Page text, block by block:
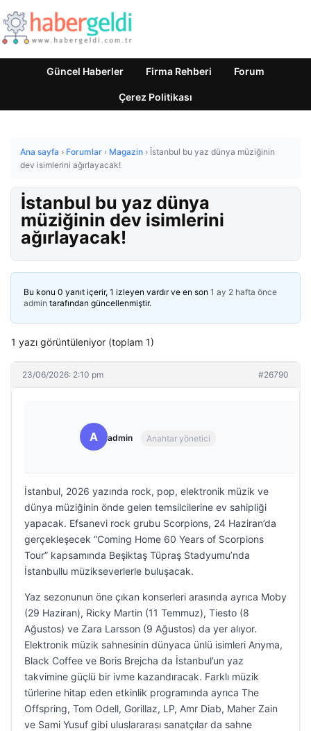
Güncel Haberler Firma Rehberi Forum
Çerez Politikası
Ana sayfa › Forumlar › Magazin › İstanbul bu yaz dünya müziğinin
dev isimlerini ağırlayacak!
İstanbul bu yaz dünya
müziğinin dev isimlerini
ağırlayacak!
Bu konu 0 yanıt içerir, 1 izleyen vardır ve en son 1 ay 2 hafta önce
admin tarafından güncellenmiştir.
1 yazı görüntüleniyor (toplam 1)
23/06/2026: 2:10 pm #26790
A admin Anahtar yönetici
İstanbul, 2026 yazında rock, pop, elektronik müzik ve
dünya müziğinin önde gelen temsilcilerine ev sahipliği
yapacak. Efsanevi rock grubu Scorpions, 24 Haziran’da
gerçekleşecek “Coming Home 60 Years of Scorpions
Tour” kapsamında Beşiktaş Tüpraş Stadyumu’nda
İstanbullu müzikseverlerle buluşacak.
Yaz sezonunun öne çıkan konserleri arasında ayrıca Moby
(29 Haziran), Ricky Martin (11 Temmuz), Tiesto (8
Ağustos) ve Zara Larsson (9 Ağustos) da yer alıyor.
Elektronik müzik sahnesinin dünyaca ünlü isimleri Anyma,
Black Coffee ve Boris Brejcha da İstanbul’un yaz
takvimine güçlü bir ivme kazandıracak. Farklı müzik
türlerine hitap eden etkinlik programında ayrıca The
Offspring, Tom Odell, Gorillaz, LP, Amr Diab, Maher Zain
ve Sami Yusuf gibi uluslararası sanatçılar da sahne